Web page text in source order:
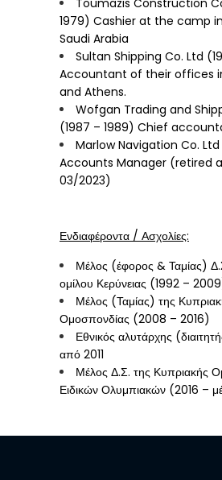
Toumazis Construction
1979) Cashier at the camp
Saudi Arabia
Sultan Shipping Co. Ltd
Accountant of their offices
and Athens.
Wofgan Trading and
(1987 – 1989) Chief
Marlow Navigation Co.
Accounts Manager (retired
03/2023)
Ενδιαφέροντα / Ασχολίες:
Μέλος (έφορος & Ταμίας)
ομίλου Κερύνειας (1992 –
Μέλος (Ταμίας) της
Ομοσπονδίας (2008 – 2016)
Εθνικός αλυτάρχης
από 2011
Μέλος Δ.Σ. της Κυπριακής
Ειδικών Ολυμπιακών (2016 –